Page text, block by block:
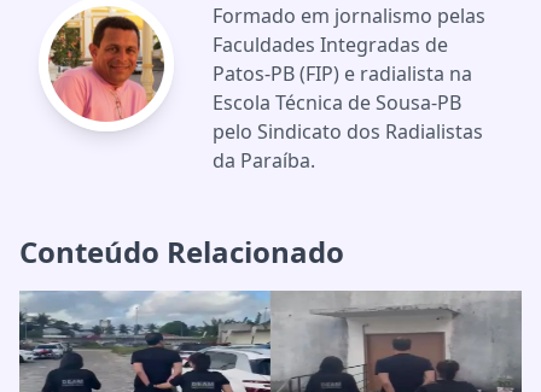
Formado em jornalismo pelas
Faculdades Integradas de
Patos-PB (FIP) e radialista na
Escola Técnica de Sousa-PB
pelo Sindicato dos Radialistas
da Paraíba.
Conteúdo Relacionado